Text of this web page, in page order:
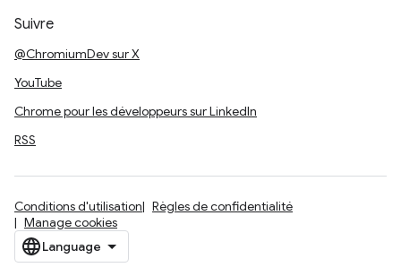
Suivre
@ChromiumDev sur X
YouTube
Chrome pour les développeurs sur LinkedIn
RSS
Conditions d'utilisation
Règles de confidentialité
Manage cookies